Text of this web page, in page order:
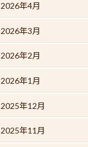
2026年4月
2026年3月
2026年2月
2026年1月
2025年12月
2025年11月